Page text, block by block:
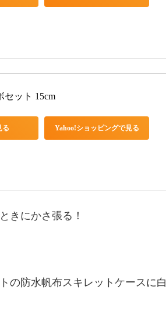
セット 15cm
る Yahoo!ショッピングで見る
きにかさ張る！
の防水帆布スキレットケースに白